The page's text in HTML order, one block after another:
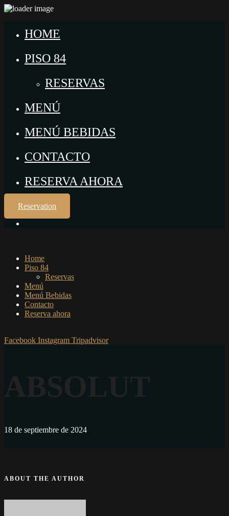
HOME
PISO 84
RESERVAS
MENÚ
MENÚ BEBIDAS
CONTACTO
RESERVA AHORA
Reservation
Home
Piso 84
Reservas
Menú
Menú Bebidas
Contacto
Reserva ahora
Facebook Instagram Tripadvisor
ABSOLUT
18 de septiembre de 2024
ABOUT THE AUTHOR